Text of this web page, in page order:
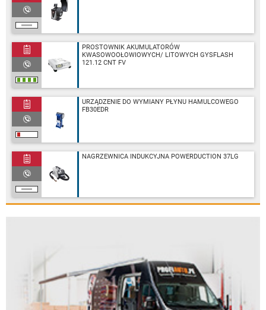
PROSTOWNIK AKUMULATORÓW
KWASOWOOŁOWIOWYCH/ LITOWYCH GYSFLASH
121.12 CNT FV
URZĄDZENIE DO WYMIANY PŁYNU HAMULCOWEGO
FB30EDR
NAGRZEWNICA INDUKCYJNA POWERDUCTION 37LG